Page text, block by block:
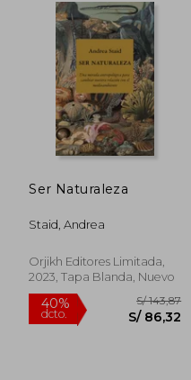
55%
dcto.
S/
S/
Ser Naturaleza
Staid, Andrea
Orjikh Editores Limitada,
2023, Tapa Blanda, Nuevo